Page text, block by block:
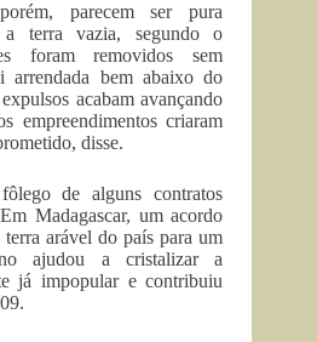
parecem ser pura
a terra vazia, segundo o
foram removidos sem
arrendada bem abaixo do
acabam avançando
empreendimentos criaram
disse.
de alguns contratos
Madagascar, um acordo
terra arável do país para um
ajudou a cristalizar a
já impopular e contribuiu